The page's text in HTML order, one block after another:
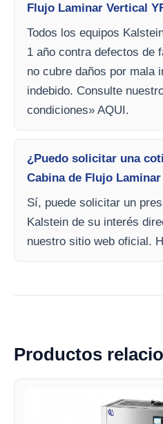
Flujo Laminar Vertical
Todos los equipos
1 año contra defectos de
no cubre daños por mala
indebido. Consulte
condiciones» AQUI.
¿Puedo solicitar una
Cabina de Flujo
Sí, puede solicitar un
Kalstein de su interés
nuestro sitio web oficial.
Productos